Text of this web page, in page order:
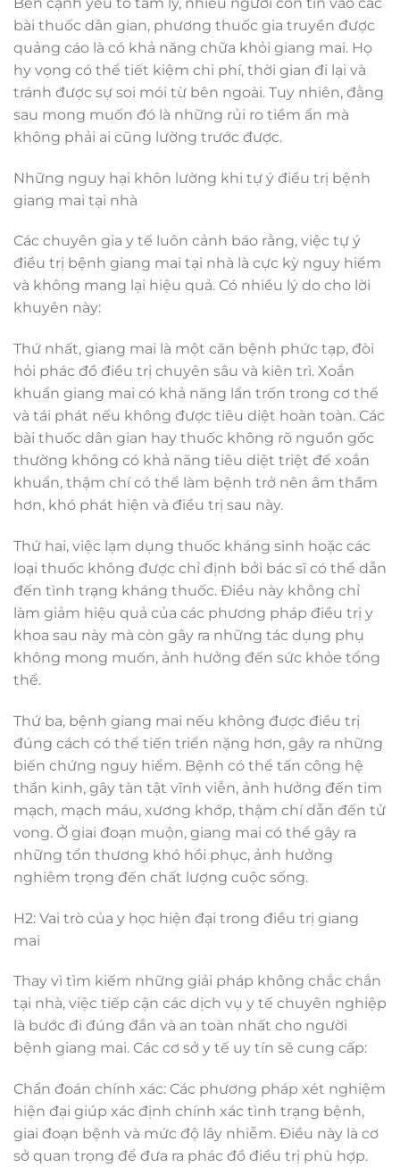
bài thuốc dân gian, phương thuốc gia truyền được
quảng cáo là có khả năng chữa khỏi giang mai. Họ
hy vọng có thể tiết kiệm chi phí, thời gian đi lại và
tránh được sự soi mói từ bên ngoài. Tuy nhiên, đằng
sau mong muốn đó là những rủi ro tiềm ẩn mà
không phải ai cũng lường trước được.
Những nguy hại khôn lường khi tự ý điều trị bệnh
giang mai tại nhà
Các chuyên gia y tế luôn cảnh báo rằng, việc tự ý
điều trị bệnh giang mai tại nhà là cực kỳ nguy hiểm
và không mang lại hiệu quả. Có nhiều lý do cho lời
khuyên này:
Thứ nhất, giang mai là một căn bệnh phức tạp, đòi
hỏi phác đồ điều trị chuyên sâu và kiên trì. Xoắn
khuẩn giang mai có khả năng lẩn trốn trong cơ thể
và tái phát nếu không được tiêu diệt hoàn toàn. Các
bài thuốc dân gian hay thuốc không rõ nguồn gốc
thường không có khả năng tiêu diệt triệt để xoắn
khuẩn, thậm chí có thể làm bệnh trở nên âm thầm
hơn, khó phát hiện và điều trị sau này.
Thứ hai, việc lạm dụng thuốc kháng sinh hoặc các
loại thuốc không được chỉ định bởi bác sĩ có thể dẫn
đến tình trạng kháng thuốc. Điều này không chỉ
làm giảm hiệu quả của các phương pháp điều trị y
khoa sau này mà còn gây ra những tác dụng phụ
không mong muốn, ảnh hưởng đến sức khỏe tổng
thể.
Thứ ba, bệnh giang mai nếu không được điều trị
đúng cách có thể tiến triển nặng hơn, gây ra những
biến chứng nguy hiểm. Bệnh có thể tấn công hệ
thần kinh, gây tàn tật vĩnh viễn, ảnh hưởng đến tim
mạch, mạch máu, xương khớp, thậm chí dẫn đến tử
vong. Ở giai đoạn muộn, giang mai có thể gây ra
những tổn thương khó hồi phục, ảnh hưởng
nghiêm trọng đến chất lượng cuộc sống.
H2: Vai trò của y học hiện đại trong điều trị giang
mai
Thay vì tìm kiếm những giải pháp không chắc chắn
tại nhà, việc tiếp cận các dịch vụ y tế chuyên nghiệp
là bước đi đúng đắn và an toàn nhất cho người
bệnh giang mai. Các cơ sở y tế uy tín sẽ cung cấp:
Chẩn đoán chính xác: Các phương pháp xét nghiệm
hiện đại giúp xác định chính xác tình trạng bệnh,
giai đoạn bệnh và mức độ lây nhiễm. Điều này là cơ
sở quan trọng để đưa ra phác đồ điều trị phù hợp.